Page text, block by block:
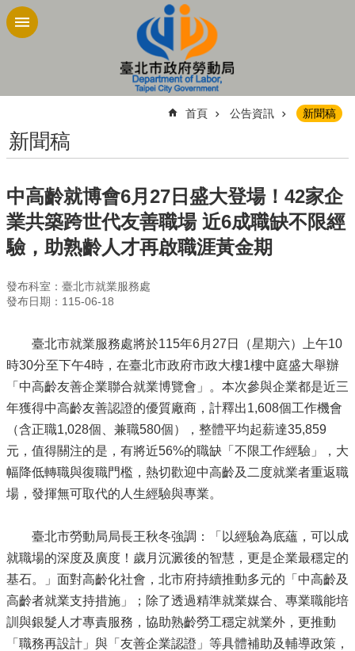
跳到主要內容區塊
首頁 公告資訊 新聞稿
新聞稿
中高齡就博會6月27日盛大登場！42家企
業共築跨世代友善職場 近6成職缺不限經
驗，助熟齡人才再啟職涯黃金期
發布科室：臺北市就業服務處
發布日期：115-06-18
臺北市就業服務處將於115年6月27日（星期六）上午10
時30分至下午4時，在臺北市政府市政大樓1樓中庭盛大舉辦
「中高齡友善企業聯合就業博覽會」。本次參與企業都是近三
年獲得中高齡友善認證的優質廠商，計釋出1,608個工作機會
（含正職1,028個、兼職580個），整體平均起薪達35,859
元，值得關注的是，有將近56%的職缺「不限工作經驗」，大
幅降低轉職與復職門檻，熱切歡迎中高齡及二度就業者重返職
場，發揮無可取代的人生經驗與專業。
臺北市勞動局局長王秋冬強調：「以經驗為底蘊，可以成
就職場的深度及廣度！歲月沉澱後的智慧，更是企業最穩定的
基石。」面對高齡化社會，北市府持續推動多元的「中高齡及
高齡者就業支持措施」；除了透過精準就業媒合、專業職能培
訓與銀髮人才專責服務，協助熟齡勞工穩定就業外，更推動
「職務再設計」與「友善企業認證」等具體補助及輔導政策，